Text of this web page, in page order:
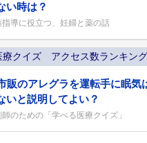
い時は？
指導に役立つ、妊婦と薬の話
療クイズ アクセス数ランキング
販のアレグラを運転手に眠気
いと説明してよい？
のための「学べる医療クイズ」